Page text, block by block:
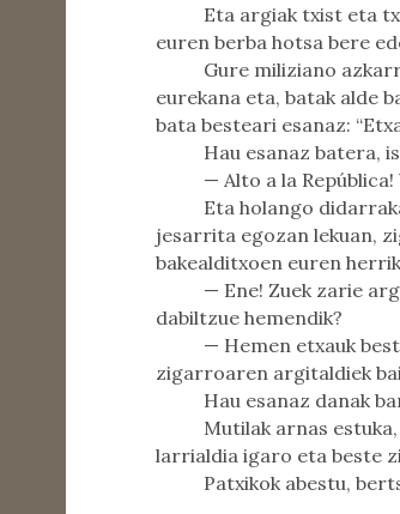
Eta argiak txist eta
euren berba hotsa bere
Gure miliziano
eurekana eta, batak alde
bata besteari esanaz:
Hau esanaz batera,
— Alto a la
Eta holango
jesarrita egozan lekuan,
bakealditxoen euren
— Ene! Zuek zarie
dabiltzue hemendik?
— Hemen etxauk
zigarroaren argitaldiek
Hau esanaz danak
Mutilak arnas
larrialdia igaro eta beste
Patxikok abestu,